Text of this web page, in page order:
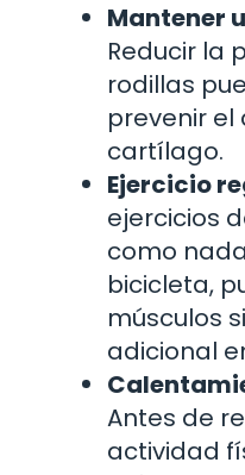
Mantener
Reducir la
rodillas
prevenir
cartílago.
Ejercicio
ejercicios
como
bicicleta,
músculos
adicional
Antes de
actividad